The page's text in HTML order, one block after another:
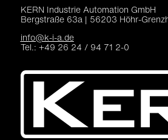
KERN Industrie Automation GmbH
Bergstraße 63a | 56203 Höhr-
info@k-i-a.de
Tel.: +49 26 24 / 94 71 2-0